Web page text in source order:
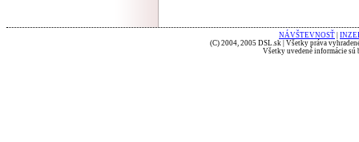
NÁVŠTEVNOSŤ
(C) 2004, 2005 DSL.sk | Všetky práva
Všetky uvedené informácie sú